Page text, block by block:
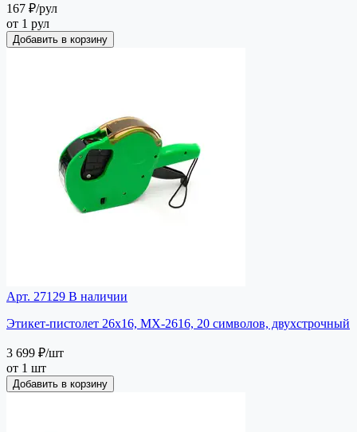
167 ₽/рул
от 1 рул
Добавить в корзину
Арт. 27129 В наличии
Этикет-пистолет 26х16, MX-2616, 20 символов, двухстрочный
3 699 ₽/шт
от 1 шт
Добавить в корзину